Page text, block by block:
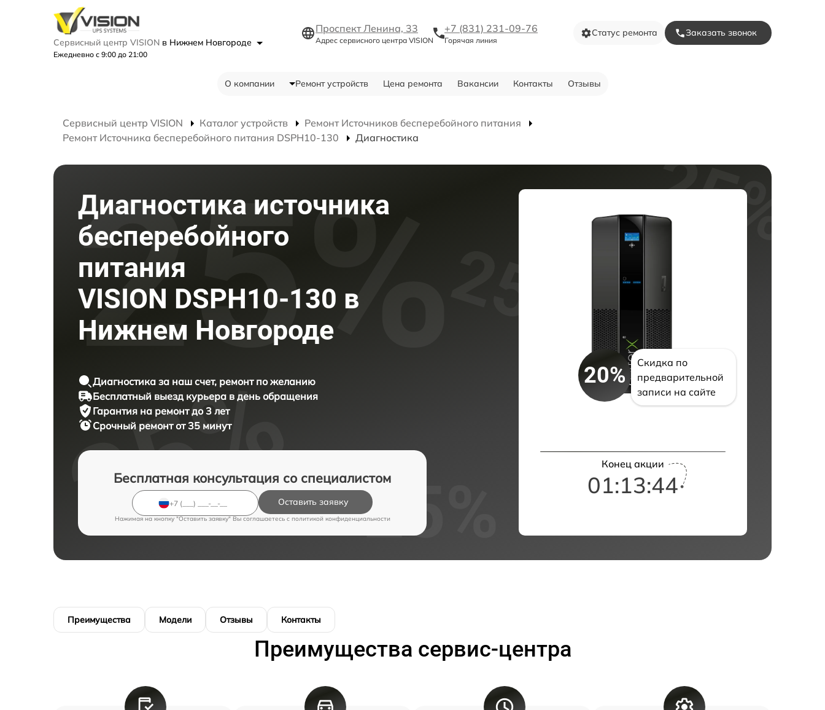
Сервисный центр VISION в Нижнем Новгороде
Ежедневно с 9:00 до 21:00
Проспект Ленина, 33
Адрес сервисного центра VISION
+7 (831) 231-09-76
Горячая линия
Статус ремонта Заказать звонок
О компании Ремонт устройств Цена ремонта Вакансии Контакты Отзывы
Сервисный центр VISION Каталог устройств
Ремонт Источников бесперебойного питания
Ремонт Источника бесперебойного питания DSPH10-130
Диагностика
Диагностика источника
бесперебойного
питания
VISION DSPH10-130 в
Нижнем Новгороде
Диагностика за наш счет, ремонт по желанию
Бесплатный выезд курьера в день обращения
Гарантия на ремонт до 3 лет
Срочный ремонт от 35 минут
Бесплатная консультация со специалистом
Оставить заявку
Нажимая на кнопку "Оставить заявку" Вы соглашаетесь c политикой конфиденциальности
20%
Скидка по
предварительной
записи на сайте
Конец акции
01:13:43
Преимущества Модели Отзывы Контакты
Преимущества сервис-центра